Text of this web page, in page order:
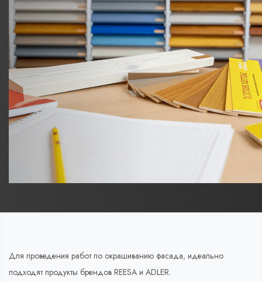
Для проведения работ по окрашиванию фасада, идеально
подходят продукты брендов REESA и ADLER.